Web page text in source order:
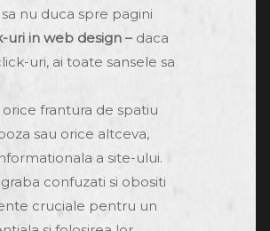
nu duca spre pagini
uri in web design – daca
uri, ai toate sansele sa
frantura de spatiu
sau orice altceva,
a site-ului.
confuzati si obositi
cruciale pentru un